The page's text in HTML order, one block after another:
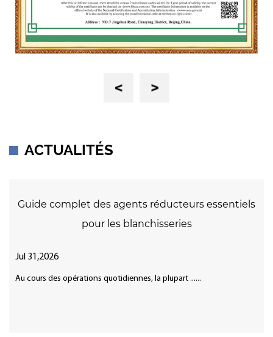
Previous Next
ACTUALITÉS
Guide complet des agents réducteurs essentiels
pour les blanchisseries
Jul 31,2026
Au cours des opérations quotidiennes, la plupart ......